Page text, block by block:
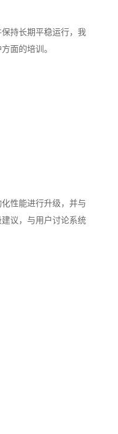
持长期平稳运行，我
面的培训。
性能进行升级，并与
议，与用户讨论系统